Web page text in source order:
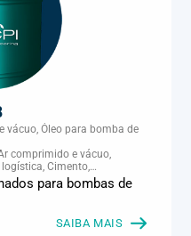
vácuo, Óleo para bomba de
comprimido e vácuo,
Cimento,
Embalagens
e cosmética,
e móveis,
Mineração, MRO e
Panificação, Papel e
para bombas de
SAIBA MAIS